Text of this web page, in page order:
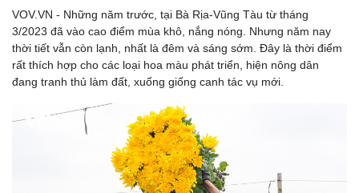
VOV.VN - Những năm trước, tại Bà Rịa-Vũng Tàu từ tháng
3/2023 đã vào cao điểm mùa khô, nắng nóng. Nhưng năm nay
thời tiết vẫn còn lạnh, nhất là đêm và sáng sớm. Đây là thời điểm
rất thích hợp cho các loại hoa màu phát triển, hiện nông dân
đang tranh thủ làm đất, xuống giống canh tác vụ mới.